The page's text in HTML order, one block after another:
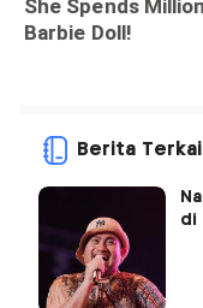
Berita
di